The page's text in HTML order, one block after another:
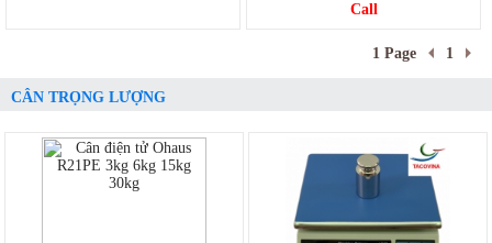
Call
1 Page 1
CÂN TRỌNG LƯỢNG